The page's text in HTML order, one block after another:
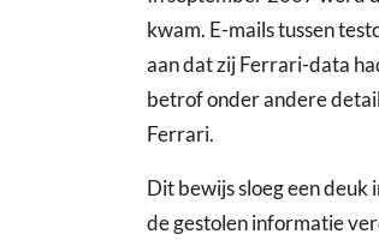
kwam. E-mails tussen
aan dat zij Ferrari-data
betrof onder andere
Ferrari.
Dit bewijs sloeg een
de gestolen informatie